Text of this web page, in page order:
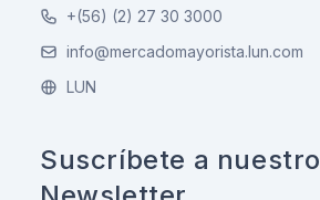
+(56) (2) 27 30 3000
info@mercadomayorista.lun.com
LUN
Suscríbete a nuestro